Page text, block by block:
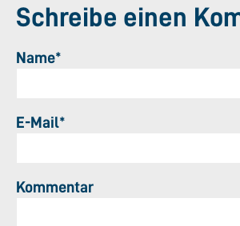
Schreibe einen
Name*
E-Mail*
Kommentar